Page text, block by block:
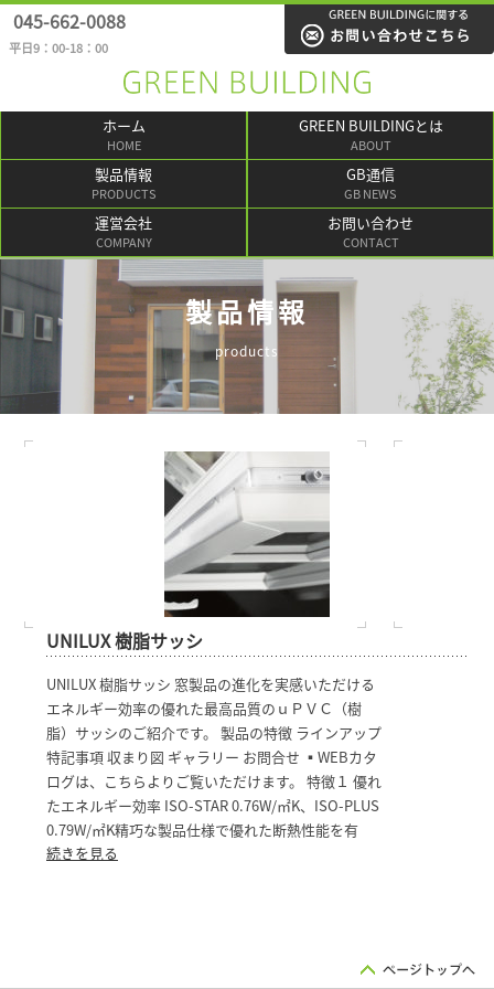
045-662-0088
平日9：00-18：00
ホーム
HOME
GREEN BUILDINGとは
ABOUT
製品情報
PRODUCTS
GB通信
GB NEWS
運営会社
COMPANY
お問い合わせ
CONTACT
製品情報
products
UNILUX 樹脂サッシ
UNILUX 樹脂サッシ 窓製品の進化を実感いただける
エネルギー効率の優れた最高品質のｕＰＶＣ（樹
脂）サッシのご紹介です。 製品の特徴 ラインアップ
特記事項 収まり図 ギャラリー お問合せ ▪WEBカタ
ログは、こちらよりご覧いただけます。 特徴１ 優れ
たエネルギー効率 ISO-STAR 0.76W/㎡K、ISO-PLUS
0.79W/㎡K精巧な製品仕様で優れた断熱性能を有
続きを見る